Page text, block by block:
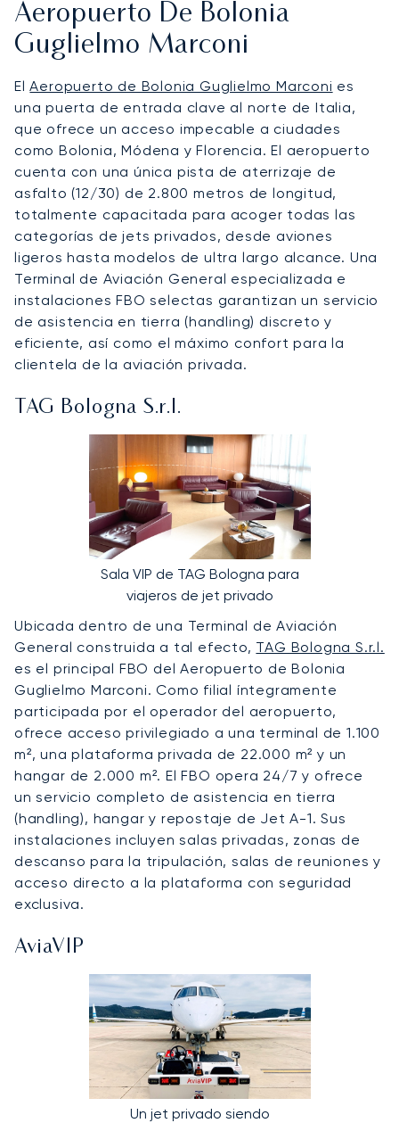
Aeropuerto De Bolonia
Guglielmo Marconi
ElAeropuerto de Bolonia Guglielmo Marconi es
una puerta de entrada clave al norte de Italia,
que ofrece un acceso impecable a ciudades
como Bolonia, Módena y Florencia. El aeropuerto
cuenta con una única pista de aterrizaje de
asfalto (12/30) de 2.800 metros de longitud,
totalmente capacitada para acoger todas las
categorías de jets privados, desde aviones
ligeros hasta modelos de ultra largo alcance. Una
Terminal de Aviación General especializada e
instalaciones FBO selectas garantizan un servicio
de asistencia en tierra (handling) discreto y
eficiente, así como el máximo confort para la
clientela de la aviación privada.
TAG Bologna S.r.l.
Sala VIP de TAG Bologna para
viajeros de jet privado
Ubicada dentro de una Terminal de Aviación
General construida a tal efecto, TAG Bologna S.r.l.
es el principal FBO del Aeropuerto de Bolonia
Guglielmo Marconi. Como filial íntegramente
participada por el operador del aeropuerto,
ofrece acceso privilegiado a una terminal de 1.100
m², una plataforma privada de 22.000 m² y un
hangar de 2.000 m². El FBO opera 24/7 y ofrece
un servicio completo de asistencia en tierra
(handling), hangar y repostaje de Jet A-1. Sus
instalaciones incluyen salas privadas, zonas de
descanso para la tripulación, salas de reuniones y
acceso directo a la plataforma con seguridad
exclusiva.
AviaVIP
Un jet privado siendo